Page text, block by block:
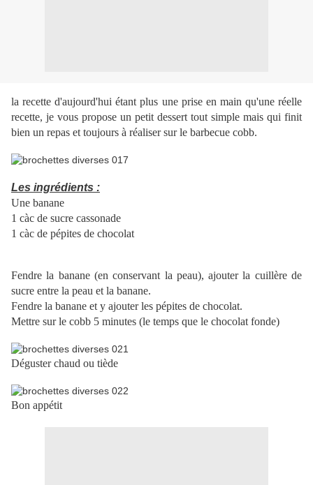
la recette d'aujourd'hui étant plus une prise en main qu'une réelle
recette, je vous propose un petit dessert tout simple mais qui finit
bien un repas et toujours à réaliser sur le barbecue cobb.
Les ingrédients :
Une banane
1 càc de sucre cassonade
1 càc de pépites de chocolat
Fendre la banane (en conservant la peau), ajouter la cuillère de
sucre entre la peau et la banane.
Fendre la banane et y ajouter les pépites de chocolat.
Mettre sur le cobb 5 minutes (le temps que le chocolat fonde)
Déguster chaud ou tiède
Bon appétit